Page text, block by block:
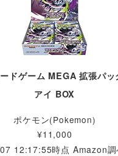
ドゲーム MEGA 拡張パッ
アイ BOX
ポケモン(Pokemon)
¥11,000
12:17:55時点 Amazon